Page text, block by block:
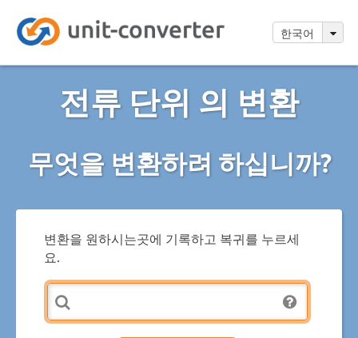
한국어
전류 단위 의 변환
무엇을 변환하려 하십니까?
변환을 원하시는곳에 기록하고 복귀를 누르세
요.